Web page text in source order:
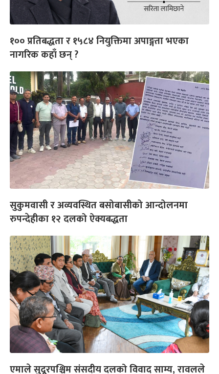
१०० प्रतिबद्धता र १५८४ नियुक्तिमा अपाङ्गता भएका
नागरिक कहाँ छन् ?
सुकुमवासी र अव्यवस्थित बसोबासीको आन्दोलनमा
रुपन्देहीका १२ दलको ऐक्यबद्धता
एमाले सुदूरपश्चिम संसदीय दलको विवाद साम्य, रावलले